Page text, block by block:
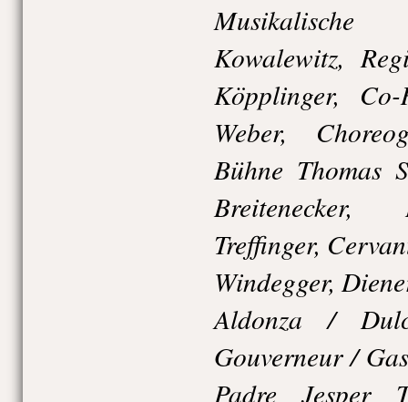
Kowalewitz,
Köpplinger,
Weber,
Bühne Thomas
Breitenecker,
Treffinger,
Windegger,
Aldonza /
Gouverneur /
Padre Jesper